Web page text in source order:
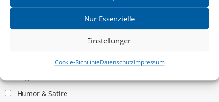
Nur Essenzielle
Einstellungen
Cookie-RichtlinieDatenschutzImpressum
Kritische Theorie / Philosophie
Belletristik & Biografien
Humor & Satire